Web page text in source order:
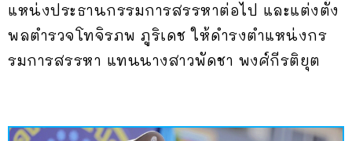
แหน่งประธานกรรมการสรรหาต่อไป และแต่งตั้ง
พลตํารวจโทจิรภพ ภูริเดช ให้ดํารงตําแหน่งกร
รมการสรรหา แทนนางสาวพัดชา พงศ์กีรติยุต